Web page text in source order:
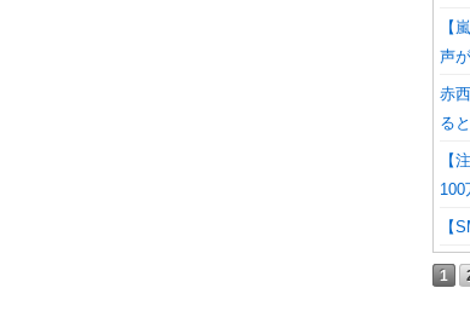
【
声
赤
る
【
100
【
1